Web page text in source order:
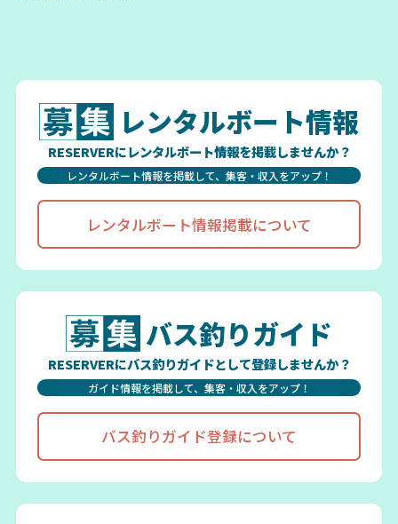
レンタルボート情報
RESERVERにレンタルボート情報を掲載しませんか？
レンタルボート情報を掲載して、集客・収入をアップ！
レンタルボート情報掲載について
バス釣りガイド
RESERVERにバス釣りガイドとして登録しませんか？
ガイド情報を掲載して、集客・収入をアップ！
バス釣りガイド登録について